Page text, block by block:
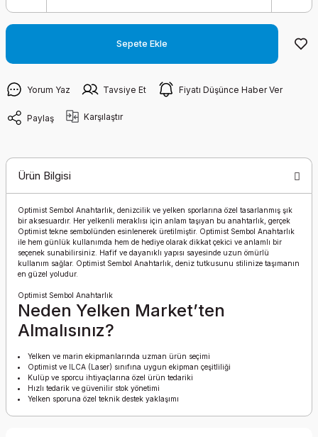
Sepete Ekle
Yorum Yaz Tavsiye Et Fiyatı Düşünce Haber Ver
Paylaş Karşılaştır
Ürün Bilgisi
Optimist Sembol Anahtarlık, denizcilik ve yelken sporlarına özel tasarlanmış şık
bir aksesuardır. Her yelkenli meraklısı için anlam taşıyan bu anahtarlık, gerçek
Optimist tekne sembolünden esinlenerek üretilmiştir. Optimist Sembol Anahtarlık
ile hem günlük kullanımda hem de hediye olarak dikkat çekici ve anlamlı bir
seçenek sunabilirsiniz. Hafif ve dayanıklı yapısı sayesinde uzun ömürlü
kullanım sağlar. Optimist Sembol Anahtarlık, deniz tutkusunu stilinize taşımanın
en güzel yoludur.
Optimist Sembol Anahtarlık
Neden Yelken Market’ten
Almalısınız?
Yelken ve marin ekipmanlarında uzman ürün seçimi
Optimist ve ILCA (Laser) sınıfına uygun ekipman çeşitliliği
Kulüp ve sporcu ihtiyaçlarına özel ürün tedariki
Hızlı tedarik ve güvenilir stok yönetimi
Yelken sporuna özel teknik destek yaklaşımı